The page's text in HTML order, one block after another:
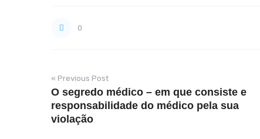
0
« Previous Post
O segredo médico – em que consiste e
responsabilidade do médico pela sua
violação